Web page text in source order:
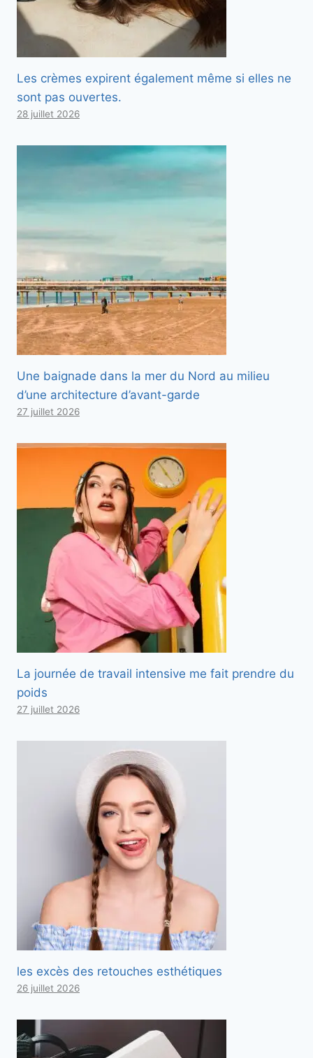
Les crèmes expirent également même si elles ne
sont pas ouvertes.
28 juillet 2026
Une baignade dans la mer du Nord au milieu
d’une architecture d’avant-garde
27 juillet 2026
La journée de travail intensive me fait prendre du
poids
27 juillet 2026
les excès des retouches esthétiques
26 juillet 2026